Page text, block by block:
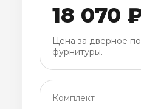
18 070
Цена за дверное
фурнитуры.
Комплект